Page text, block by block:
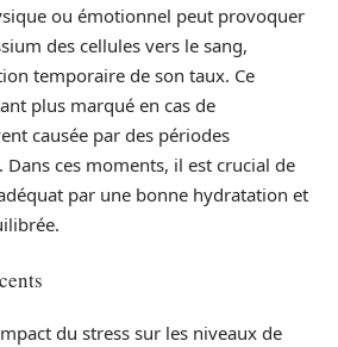
ou émotionnel peut provoquer
des cellules vers le sang,
temporaire de son taux. Ce
plus marqué en cas de
causée par des périodes
Dans ces moments, il est crucial de
par une bonne hydratation et
du stress sur les niveaux de